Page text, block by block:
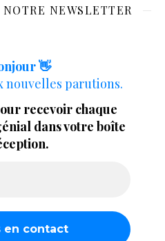
NEWSLETTER
👋
nouvelles parutions.
recevoir chaque
dans votre boîte